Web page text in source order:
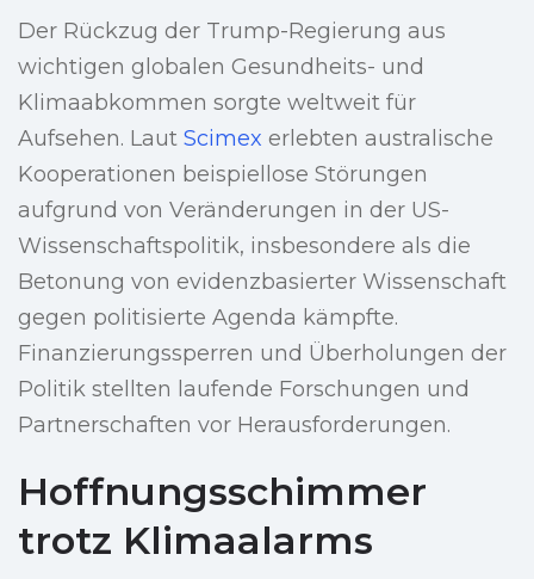
Der Rückzug der Trump-Regierung aus
wichtigen globalen Gesundheits- und
Klimaabkommen sorgte weltweit für
Aufsehen. Laut Scimex erlebten australische
Kooperationen beispiellose Störungen
aufgrund von Veränderungen in der US-
Wissenschaftspolitik, insbesondere als die
Betonung von evidenzbasierter Wissenschaft
gegen politisierte Agenda kämpfte.
Finanzierungssperren und Überholungen der
Politik stellten laufende Forschungen und
Partnerschaften vor Herausforderungen.
Hoffnungsschimmer
trotz Klimaalarms